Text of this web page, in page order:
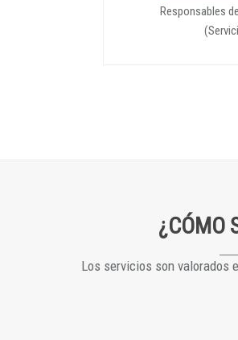
Responsables
¿CÓMO
Los servicios son valorados